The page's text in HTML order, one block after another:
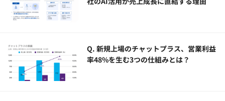
Q. 新規上場のチャットプラス、営業利益
率48%を生む3つの仕組みとは？